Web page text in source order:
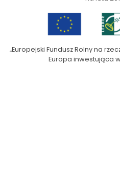
„Europejski Fundusz Rolny na
Europa inwestująca